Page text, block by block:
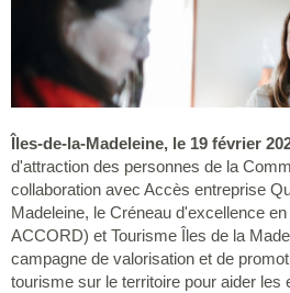
Îles-de-la-Madeleine, le 19 février
d'attraction des personnes de la
collaboration avec Accès entreprise
Madeleine, le Créneau d'excellence
ACCORD) et Tourisme Îles de la
campagne de valorisation et de
tourisme sur le territoire pour aider les